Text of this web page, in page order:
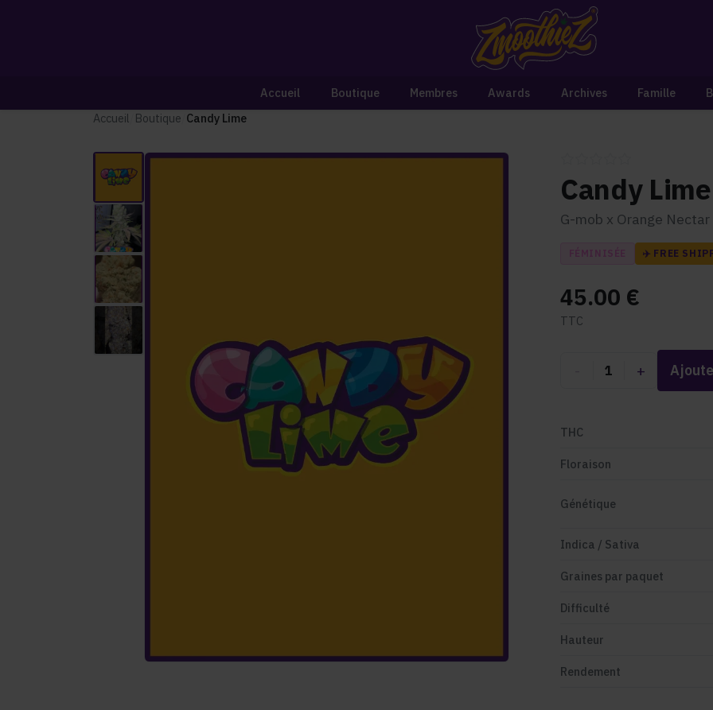
Accueil Boutique Membres Awards Archives Famille
Accueil Boutique Candy Lime
Candy Lime
G-mob x Orange Nectar
FÉMINISÉE ✈️ FREE
45.00 €
TTC
1 +
THC
Floraison
Génétique
Indica / Sativa
Graines par paquet
Difficulté
Hauteur
Rendement